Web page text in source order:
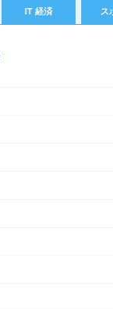
IT 経済 ス